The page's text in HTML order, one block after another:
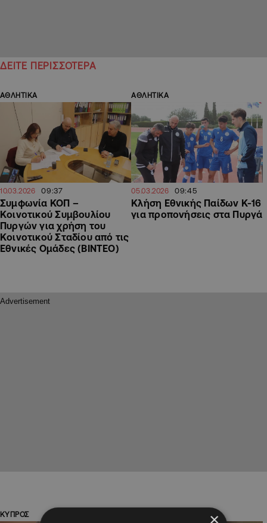
ΔΕΙΤΕ ΠΕΡΙΣΣΟΤΕΡΑ
ΑΘΛΗΤΙΚΑ
10.03.2026 09:37
Συμφωνία ΚΟΠ –
Κοινοτικού Συμβουλίου
Πυργών για χρήση του
Κοινοτικού Σταδίου από τις
Εθνικές Ομάδες (ΒΙΝΤΕΟ)
ΑΘΛΗΤΙΚΑ
05.03.2026 09:45
Κλήση Εθνικής Παίδων Κ-16
για προπονήσεις στα Πυργά
ΚΥΠΡΟΣ ×